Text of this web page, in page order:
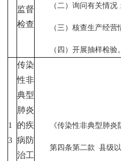
监督
检查
（二）询问有关情况
（三）核查生产经营
（四）开展抽样检验。
1
3
传染
性非
典型
肺炎
的疾
病防
治工
《传染性非典型肺炎防
第四条第二款 县级以